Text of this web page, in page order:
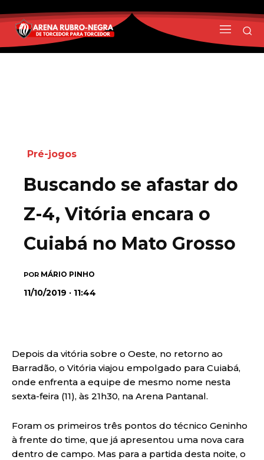
Pré-jogos
Buscando se afastar do
Z-4, Vitória encara o
Cuiabá no Mato Grosso
POR MÁRIO PINHO
11/10/2019 · 11:44
Depois da vitória sobre o Oeste, no retorno ao
Barradão, o Vitória viajou empolgado para Cuiabá,
onde enfrenta a equipe de mesmo nome nesta
sexta-feira (11), às 21h30, na Arena Pantanal.
Foram os primeiros três pontos do técnico Geninho
à frente do time, que já apresentou uma nova cara
dentro de campo. Mas para a partida desta noite, o